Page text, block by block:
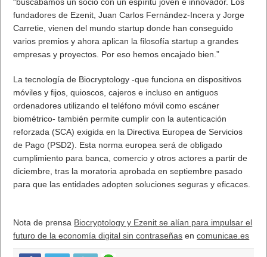
Las mujeres que lideran el mundo del podcast
En lo que respecta a podcasts creados por mujeres, en España
el más escuchado es “ El Podcast de Cristina Mitre”, donde
fitness. En segundo lugar se sitúa “Mi patio de vecinas – El
podcast de la Forte”, seguido de “Jefa de tu vida. El podcast de
Charuca”.
A nivel internacional, algunos de los podcasts más escuchados
son los de crímenes reales. El más popular de todos es “
Favorite Murder” (“Mi asesino favorito”), dirigido por Karen
Kilgariff y Georgia Hardstark. En segunda posición, “Crime
Junkie” (“Adicto al crimen”), de Ashley Flowers y Brit Prawat, y
Para descubrir más, a partir del 8 de marzo, un nuevo ‘hub’